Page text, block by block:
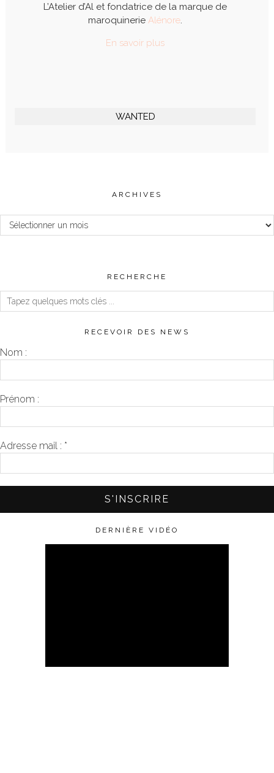
L’Atelier d’Al et fondatrice de la marque de
maroquinerie Alénore.
En savoir plus
WANTED
ARCHIVES
Archives
RECHERCHE
RECEVOIR DES NEWS
Nom :
Prénom :
Adresse mail : *
DERNIÈRE VIDÉO